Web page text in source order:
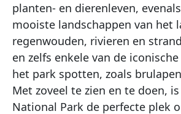
planten- en dierenleven,
mooiste landschappen van het
regenwouden, rivieren en
en zelfs enkele van de
het park spotten, zoals
Met zoveel te zien en te doen,
National Park de perfecte plek